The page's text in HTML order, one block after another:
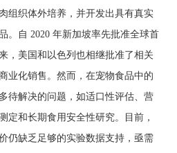
组织体外培养，并开发出具有真实
。自 2020 年新加坡率先批准全球首
，美国和以色列也相继批准了相关
业化销售。然而，在宠物食品中的
待解决的问题，如适口性评估、营
定和长期食用安全性研究。目前，
仍缺乏足够的实验数据支持，亟需